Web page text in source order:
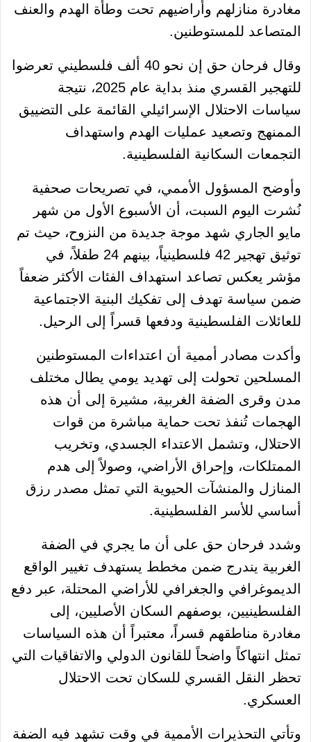
مغادرة منازلهم وأراضيهم تحت وطأة الهدم والعنف
المتصاعد للمستوطنين.
وقال فرحان حق إن نحو 40 ألف فلسطيني تعرضوا
للتهجير القسري منذ بداية عام 2025، نتيجة
سياسات الاحتلال الإسرائيلي القائمة على التضييق
الممنهج وتصعيد عمليات الهدم واستهداف
التجمعات السكانية الفلسطينية.
وأوضح المسؤول الأممي، في تصريحات صحفية
نُشرت اليوم السبت، أن الأسبوع الأول من شهر
مايو الجاري شهد موجة جديدة من النزوح، حيث تم
توثيق تهجير 42 فلسطينياً، بينهم 24 طفلاً، في
مؤشر يعكس تصاعد استهداف الفئات الأكثر ضعفاً
ضمن سياسة تهدف إلى تفكيك البنية الاجتماعية
للعائلات الفلسطينية ودفعها قسراً إلى الرحيل.
وأكدت مصادر أممية أن اعتداءات المستوطنين
المسلحين تحولت إلى تهديد يومي يطال مختلف
مدن وقرى الضفة الغربية، مشيرة إلى أن هذه
الهجمات تُنفذ تحت حماية مباشرة من قوات
الاحتلال، وتشمل الاعتداء الجسدي، وتخريب
الممتلكات، وإحراق الأراضي، وصولاً إلى هدم
المنازل والمنشآت الحيوية التي تمثل مصدر رزق
أساسي للأسر الفلسطينية.
وشدد فرحان حق على أن ما يجري في الضفة
الغربية يندرج ضمن مخطط يستهدف تغيير الواقع
الديموغرافي والجغرافي للأراضي المحتلة، عبر دفع
الفلسطينيين، بوصفهم السكان الأصليين، إلى
مغادرة مناطقهم قسراً، معتبراً أن هذه السياسات
تمثل انتهاكاً واضحاً للقانون الدولي والاتفاقيات التي
تحظر النقل القسري للسكان تحت الاحتلال
العسكري.
وتأتي التحذيرات الأممية في وقت تشهد فيه الضفة